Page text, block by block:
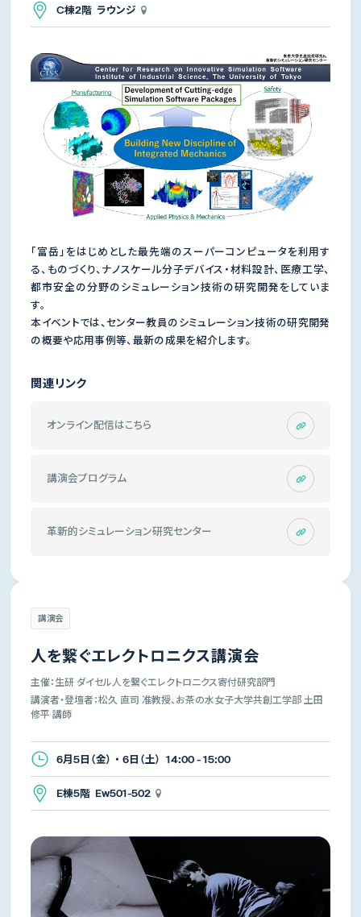
講演会・演奏会 体験イベント・展覧会
C棟2階 ラウンジ
「富岳」をはじめとした最先端のスーパーコンピュータを利用す
る、ものづくり、ナノスケール分子デバイス・材料設計、医療工学、
都市安全の分野のシミュレーション技術の研究開発をしていま
す。
本イベントでは、センター教員のシミュレーション技術の研究開発
の概要や応用事例等、最新の成果を紹介します。
関連リンク
オンライン配信はこちら
講演会プログラム
革新的シミュレーション研究センター
講演会
人を繋ぐエレクトロニクス講演会
主催：生研 ダイセル人を繋ぐエレクトロニクス寄付研究部門
講演者・登壇者：松久 直司 准教授、お茶の水女子大学共創工学部 土田
修平 講師
6月5日（金） ・ 6日（土） 14:00 - 15:00
E棟5階 Ew501-502